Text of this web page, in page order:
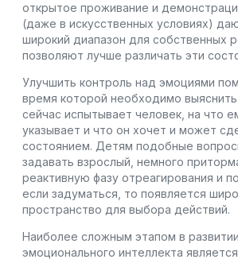
открытое проживание и
(даже в искусственных условиях)
широкий диапазон для собственных
позволяют лучше различать эти
Улучшить контроль над эмоциями
время которой необходимо
сейчас испытывает человек, на что
указывает и что он хочет и может
состоянием. Детям подобные
задавать взрослый, немного
реактивную фазу отреагирования и
если задуматься, то появляется
пространство для выбора действий.
Наиболее сложным этапом в развитии
эмоционального интеллекта